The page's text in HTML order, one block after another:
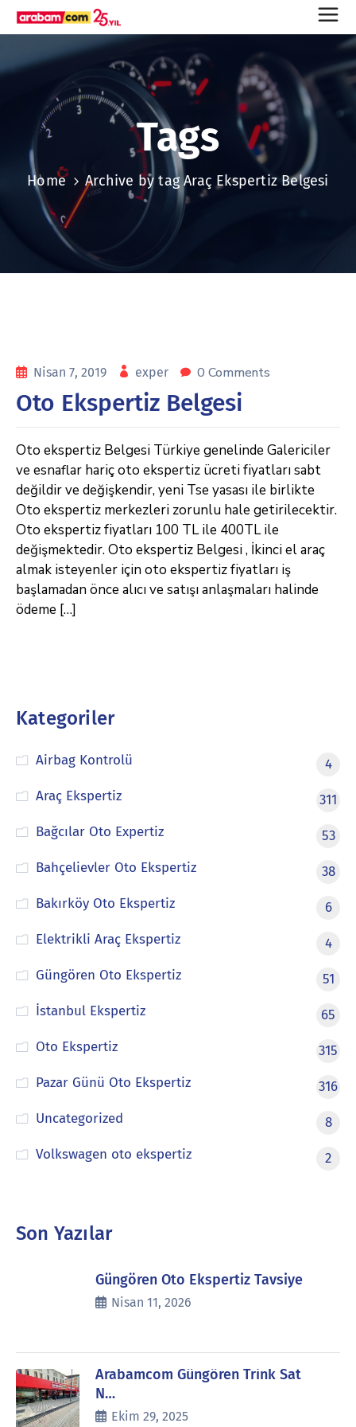
Tags
Home Archive by tag Araç Ekspertiz Belgesi
Nisan 7, 2019 exper 0 Comments
Oto Ekspertiz Belgesi
Oto ekspertiz Belgesi Türkiye genelinde Galericiler
ve esnaflar hariç oto ekspertiz ücreti fiyatları sabt
değildir ve değişkendir, yeni Tse yasası ile birlikte
Oto ekspertiz merkezleri zorunlu hale getirilecektir.
Oto ekspertiz fiyatları 100 TL ile 400TL ile
değişmektedir. Oto ekspertiz Belgesi , İkinci el araç
almak isteyenler için oto ekspertiz fiyatları iş
başlamadan önce alıcı ve satışı anlaşmaları halinde
ödeme […]
Kategoriler
Airbag Kontrolü
4
Araç Ekspertiz
311
Bağcılar Oto Expertiz
53
Bahçelievler Oto Ekspertiz
38
Bakırköy Oto Ekspertiz
6
Elektrikli Araç Ekspertiz
4
Güngören Oto Ekspertiz
51
İstanbul Ekspertiz
65
Oto Ekspertiz
315
Pazar Günü Oto Ekspertiz
316
Uncategorized
8
Volkswagen oto ekspertiz
2
Son Yazılar
Güngören Oto Ekspertiz Tavsiye
Nisan 11, 2026
Arabamcom Güngören Trink Sat
N…
Ekim 29, 2025